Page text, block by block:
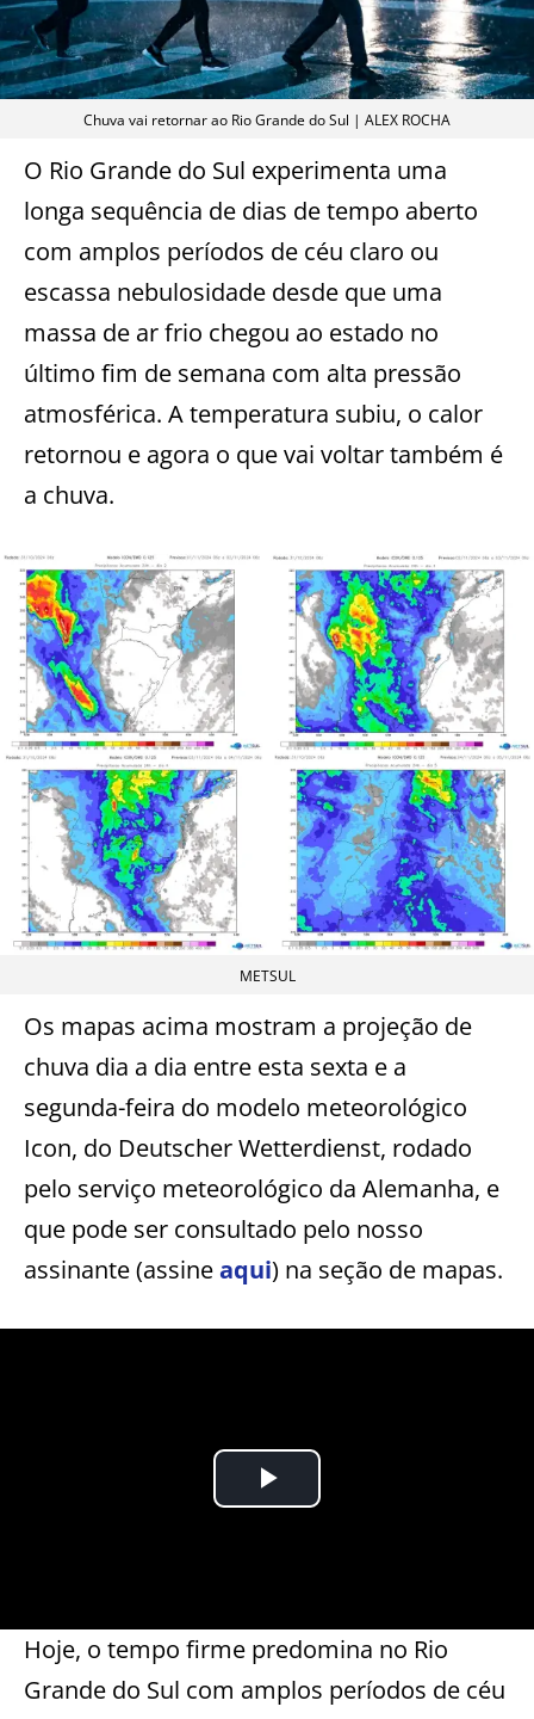
Chuva vai retornar ao Rio Grande do Sul | ALEX ROCHA
O Rio Grande do Sul experimenta uma
longa sequência de dias de tempo aberto
com amplos períodos de céu claro ou
escassa nebulosidade desde que uma
massa de ar frio chegou ao estado no
último fim de semana com alta pressão
atmosférica. A temperatura subiu, o calor
retornou e agora o que vai voltar também é
a chuva.
METSUL
Os mapas acima mostram a projeção de
chuva dia a dia entre esta sexta e a
segunda-feira do modelo meteorológico
Icon, do Deutscher Wetterdienst, rodado
pelo serviço meteorológico da Alemanha, e
que pode ser consultado pelo nosso
assinante (assineaqui) na seção de mapas.
Hoje, o tempo firme predomina no Rio
Grande do Sul com amplos períodos de céu